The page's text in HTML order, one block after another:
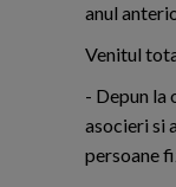
anul
Venitul
- Depun la
asocieri si
persoane